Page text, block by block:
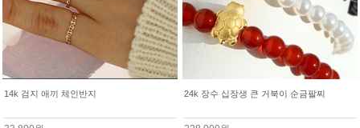
14k 검지 애끼 체인반지 24k 장수 십장생 큰 거북이 순금팔찌